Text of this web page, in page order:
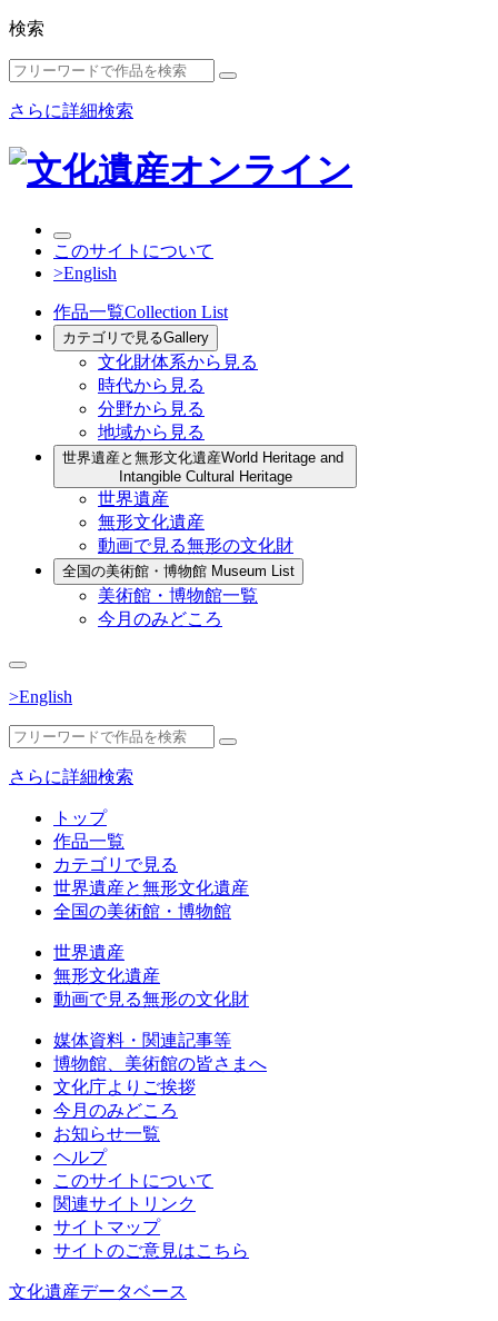
検索
さらに詳細検索
このサイトについて
>English
作品一覧Collection List
カテゴリで見るGallery
文化財体系から見る
時代から見る
分野から見る
地域から見る
世界遺産と無形文化遺産World Heritage and
Intangible Cultural Heritage
世界遺産
無形文化遺産
動画で見る無形の文化財
全国の美術館・博物館 Museum List
美術館・博物館一覧
今月のみどころ
>English
さらに詳細検索
トップ
作品一覧
カテゴリで見る
世界遺産と無形文化遺産
全国の美術館・博物館
世界遺産
無形文化遺産
動画で見る無形の文化財
媒体資料・関連記事等
博物館、美術館の皆さまへ
文化庁よりご挨拶
今月のみどころ
お知らせ一覧
ヘルプ
このサイトについて
関連サイトリンク
サイトマップ
サイトのご意見はこちら
文化遺産データベース